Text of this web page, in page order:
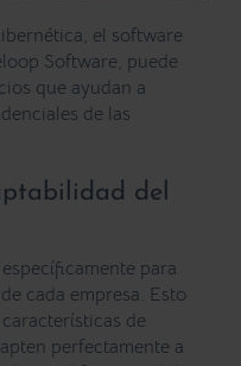
, el software
Software, puede
que ayudan a
de las
del
para
cada empresa. Esto
de
perfectamente a